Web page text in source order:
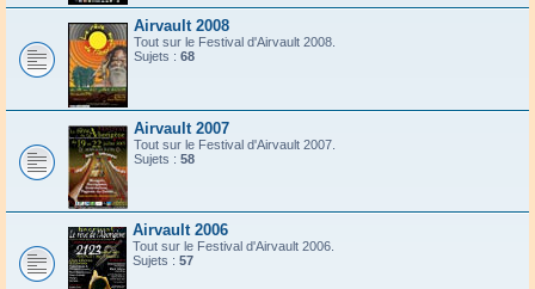
Airvault 2008
Tout sur le Festival d'Airvault 2008.
Sujets : 68
Airvault 2007
Tout sur le Festival d'Airvault 2007.
Sujets : 58
Airvault 2006
Tout sur le Festival d'Airvault 2006.
Sujets : 57